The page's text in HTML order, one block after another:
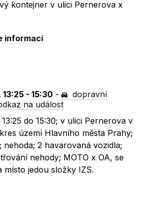
kontejner v ulici Pernerova x
informací
- 15:30 -
dopravní
na událost
13:25 do 15:30; v ulici Pernerova v
území Hlavního města Prahy;
nehoda; 2 havarovaná vozidla;
nehody; MOTO x OA, se
místo jedou složky IZS.